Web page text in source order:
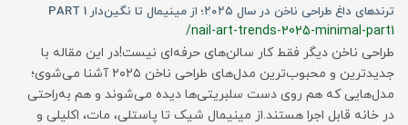
ترندهای داغ طراحی ناخن در سال ۲۰۲۵؛ از مینیمال تا نگین‌دار PART 1
/nail-art-trends-2025-minimal-part1
طراحی ناخن دیگر فقط کار سالن‌های حرفه‌ای نیست!در این مقاله با
جدیدترین و محبوب‌ترین مدل‌های طراحی ناخن ۲۰۲۵ آشنا می‌شوی؛
مدل‌هایی که هم روی دست سلبریتی‌ها دیده می‌شوند و هم به‌راحتی
در خانه قابل اجرا هستند.از مینیمال شیک تا پاستلی، مات، اکلیلی و